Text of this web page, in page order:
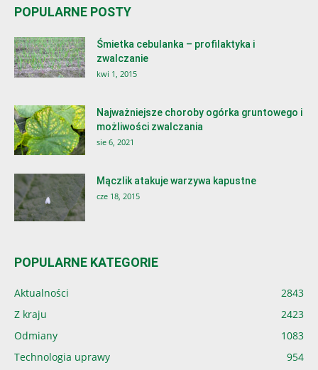
POPULARNE POSTY
Śmietka cebulanka – profilaktyka i
zwalczanie
kwi 1, 2015
Najważniejsze choroby ogórka gruntowego i
możliwości zwalczania
sie 6, 2021
Mączlik atakuje warzywa kapustne
cze 18, 2015
POPULARNE KATEGORIE
Aktualności
2843
Z kraju
2423
Odmiany
1083
Technologia uprawy
954